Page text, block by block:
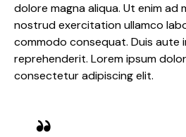
dolore magna aliqua. Ut enim ad
nostrud exercitation ullamco
commodo consequat. Duis aute
reprehenderit. Lorem ipsum
consectetur adipiscing elit.